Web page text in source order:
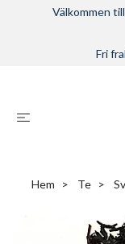
Välkommen
Fri
Hem Te